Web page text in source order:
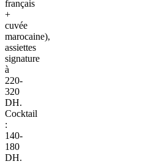
français
+
cuvée
marocaine),
assiettes
signature
à
220-
320
DH.
Cocktail
:
140-
180
DH.